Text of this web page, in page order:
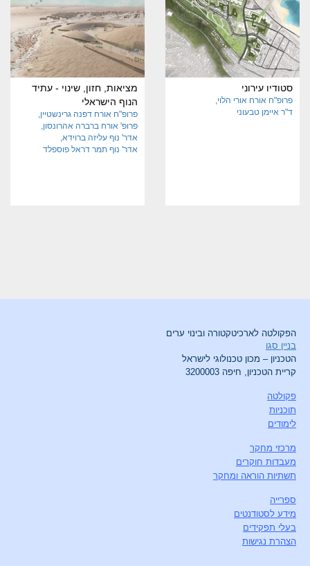
סטודיו עירוני
פרופ"ח אורח אורי הלוי
ד"ר איימן טבעוני
מציאות, חזון, שינוי - עתיד
הנוף הישראלי
פרופ"ח אורח דפנה גרינשטיין
פרופ' אורח ברברה אהרונסון
אדר' נוף עליזה ברוידא
אדר' נוף תמר דראל פוספלד
הפקולטה לארכיטקטורה ובינוי ערים
בניין סגו
הטכניון – מכון טכנולוגי לישראל
קריית הטכניון, חיפה 3200003
פקולטה
תוכניות
לימודים
מרכזי מחקר
מעבדות חוקרים
תשתיות הוראה ומחקר
ספרייה
מידע לסטודנטים
בעלי תפקידים
הצהרת נגישות